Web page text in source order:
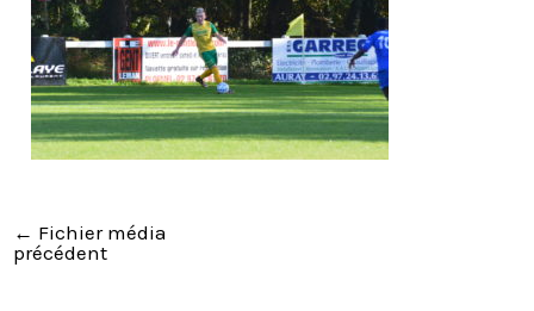
← Fichier média
précédent